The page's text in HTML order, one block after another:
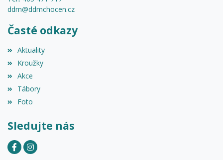
ddm@ddmchocen.cz
Časté odkazy
Aktuality
Kroužky
Akce
Tábory
Foto
Sledujte nás